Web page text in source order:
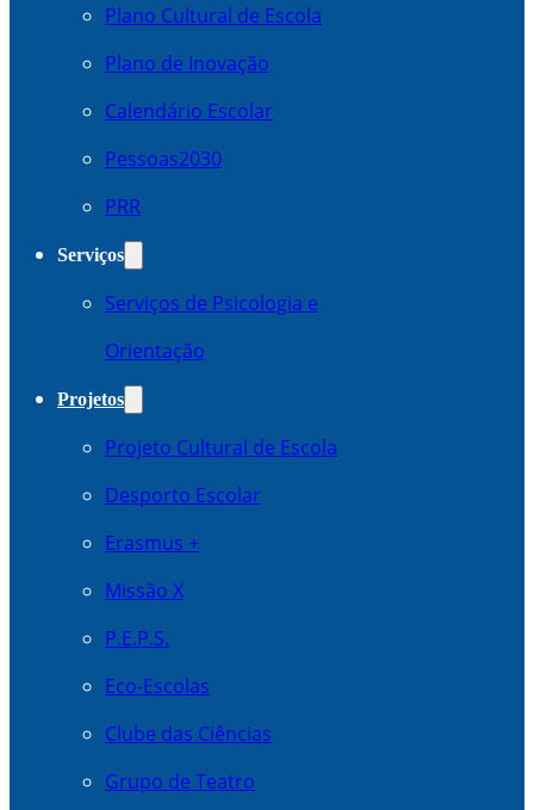
Plano Cultural de Escola
Plano de Inovação
Calendário Escolar
Pessoas2030
PRR
Serviços
Serviços de Psicologia e
Orientação
Projetos
Projeto Cultural de Escola
Desporto Escolar
Erasmus +
Missão X
P.E.P.S.
Eco-Escolas
Clube das Ciências
Grupo de Teatro